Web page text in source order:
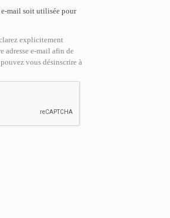
e-mail soit utilisée pour
explicitement
adresse e-mail afin de
vous désinscrire à